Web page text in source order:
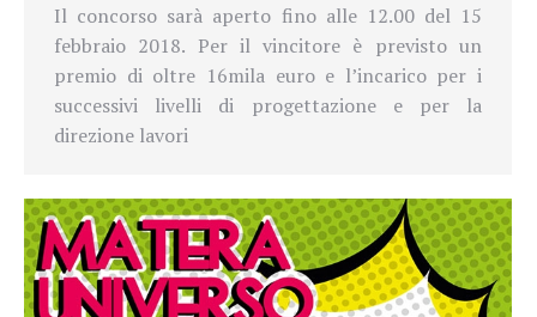
Il concorso sarà aperto fino alle 12.00 del 15
febbraio 2018. Per il vincitore è previsto un
premio di oltre 16mila euro e l’incarico per i
successivi livelli di progettazione e per la
direzione lavori